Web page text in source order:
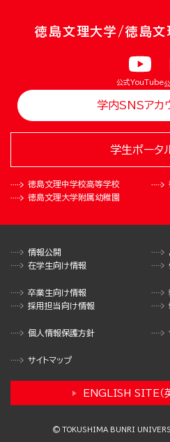
徳島文理大学/徳島文
公式YouTube
学内SNSアカ
徳島文理中学校高等学校
徳島文理大学附属幼稚園
学生ポータ
情報公開
在学生向け情報
卒業生向け情報
採用担当向け情報
個人情報保護方針
サイトマップ
ENGLISH SITE（
© TOKUSHIMA BUNRI